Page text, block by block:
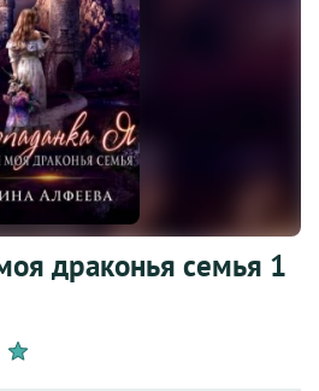
драконья семья 1